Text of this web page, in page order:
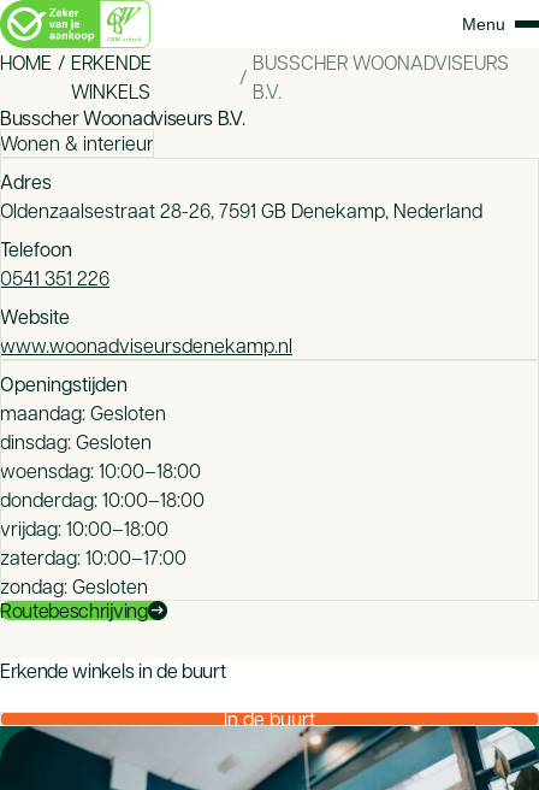
HOME
ERKENDE
WINKELS
BUSSCHER WOONADVISEURS
B.V.
Busscher Woonadviseurs B.V.
Wonen & interieur
Adres
Oldenzaalsestraat 28-26, 7591 GB Denekamp, Nederland
Telefoon
0541 351 226
Website
www.woonadviseursdenekamp.nl
Openingstijden
maandag: Gesloten
dinsdag: Gesloten
woensdag: 10:00–18:00
donderdag: 10:00–18:00
vrijdag: 10:00–18:00
zaterdag: 10:00–17:00
zondag: Gesloten
Routebeschrijvingarrow_right_alt
mood
Erkende winkels in de buurt
In de buurt